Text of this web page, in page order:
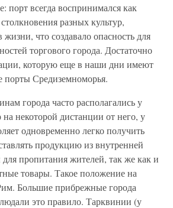
порт всегда воспринимался как
разных культур,
что создавало опасность для
торгового города. Достаточно
которую еще в наши дни имеют
порты Средиземноморья.
города часто располагались у
некоторой дистанции от него, у
одновременно легко получить
продукцию из внутренней
пропитания жителей, так же как и
товары. Такое положение на
Большие прибрежные города
это правило. Тарквинии (у